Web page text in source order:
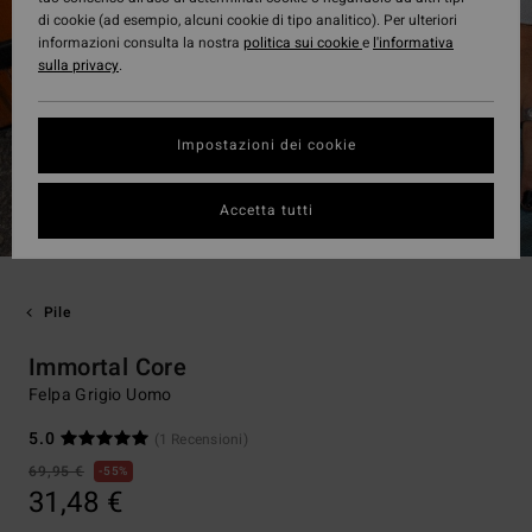
Pile
Immortal Core
Felpa Grigio Uomo
5.0
(1 Recensioni)
69,95 €
55%
31,48 €
di cookie (ad esempio, alcuni cookie di tipo analitico). Per ulteriori
informazioni consulta la nostra politica sui cookiee l'informativa
sulla privacy.
Impostazioni dei cookie
Accetta tutti